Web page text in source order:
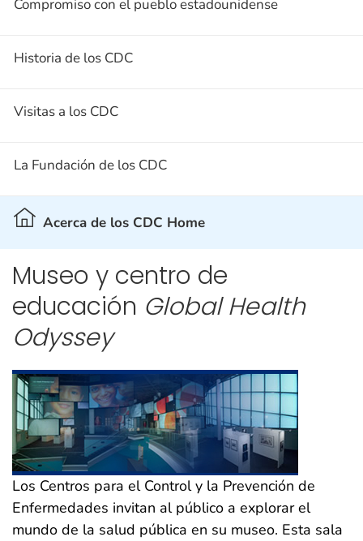
Compromiso con el pueblo estadounidense
Historia de los CDC
Visitas a los CDC
La Fundación de los CDC
Acerca de los CDC Home
foto. Le recordamos que los CDC son instalaciones
sus edificios ni a sus laboratorios.
consultar lasindicaciones para llegar a los CDC en
otros recursos para los visitantes.
0830
Museo y centro de
educación Global Health
Odyssey
Los Centros para el Control y la Prevención de
Enfermedades invitan al público a explorar el
mundo de la salud pública en su museo. Esta sala